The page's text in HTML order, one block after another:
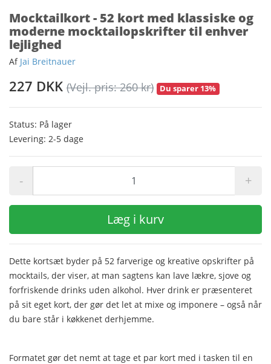
Mocktailkort - 52 kort med klassiske og
moderne mocktailopskrifter til enhver
lejlighed
Af Jai Breitnauer
227 DKK (Vejl. pris: 260 kr) Du sparer 13%
Status: På lager
Levering: 2-5 dage
- +
Læg i kurv
Dette kortsæt byder på 52 farverige og kreative opskrifter på
mocktails, der viser, at man sagtens kan lave lækre, sjove og
forfriskende drinks uden alkohol. Hver drink er præsenteret
på sit eget kort, der gør det let at mixe og imponere – også når
du bare står i køkkenet derhjemme.
Formatet gør det nemt at tage et par kort med i tasken til en